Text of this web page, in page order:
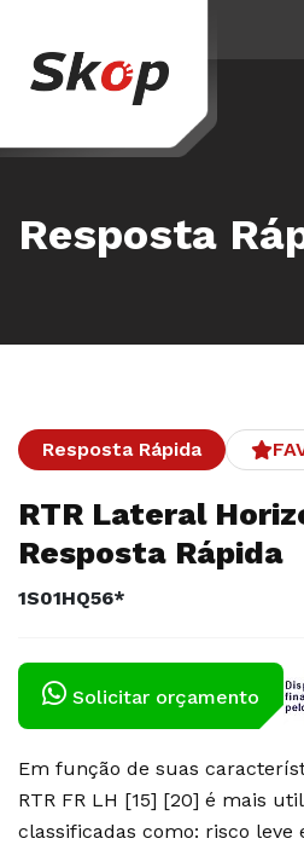
Resposta
Resposta Rápida
RTR Lateral
Resposta Rápida
1S01HQ56*
Solicitar orçamento
Em função de suas
RTR FR LH [15] [20] é mais
classificadas como: risco leve